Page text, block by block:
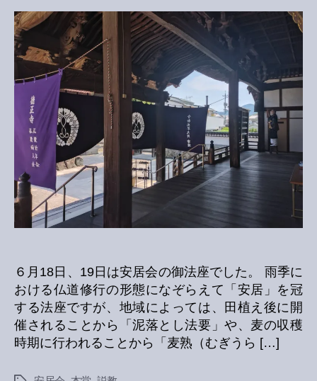
へ
６月18日、19日は安居会の御法座でした。 雨季に
おける仏道修行の形態になぞらえて「安居」を冠
する法座ですが、地域によっては、田植え後に開
催されることから「泥落とし法要」や、麦の収穫
時期に行われることから「麦熟（むぎうら […]